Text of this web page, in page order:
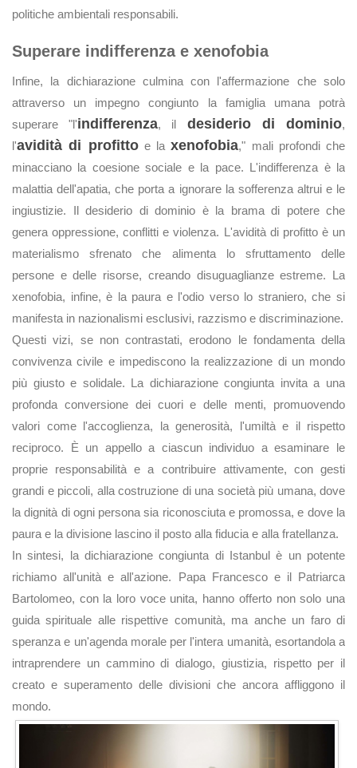
politiche ambientali responsabili.
Superare indifferenza e xenofobia
Infine, la dichiarazione culmina con l'affermazione che solo
attraverso un impegno congiunto la famiglia umana potrà
superare "l'indifferenza, il desiderio di dominio,
l'avidità di profittoe laxenofobia," mali profondi che
minacciano la coesione sociale e la pace. L'indifferenza è la
malattia dell'apatia, che porta a ignorare la sofferenza altrui e le
ingiustizie. Il desiderio di dominio è la brama di potere che
genera oppressione, conflitti e violenza. L'avidità di profitto è un
materialismo sfrenato che alimenta lo sfruttamento delle
persone e delle risorse, creando disuguaglianze estreme. La
xenofobia, infine, è la paura e l'odio verso lo straniero, che si
manifesta in nazionalismi esclusivi, razzismo e discriminazione.
Questi vizi, se non contrastati, erodono le fondamenta della
convivenza civile e impediscono la realizzazione di un mondo
più giusto e solidale. La dichiarazione congiunta invita a una
profonda conversione dei cuori e delle menti, promuovendo
valori come l'accoglienza, la generosità, l'umiltà e il rispetto
reciproco. È un appello a ciascun individuo a esaminare le
proprie responsabilità e a contribuire attivamente, con gesti
grandi e piccoli, alla costruzione di una società più umana, dove
la dignità di ogni persona sia riconosciuta e promossa, e dove la
paura e la divisione lascino il posto alla fiducia e alla fratellanza.
In sintesi, la dichiarazione congiunta di Istanbul è un potente
richiamo all'unità e all'azione. Papa Francesco e il Patriarca
Bartolomeo, con la loro voce unita, hanno offerto non solo una
guida spirituale alle rispettive comunità, ma anche un faro di
speranza e un'agenda morale per l'intera umanità, esortandola a
intraprendere un cammino di dialogo, giustizia, rispetto per il
creato e superamento delle divisioni che ancora affliggono il
mondo.